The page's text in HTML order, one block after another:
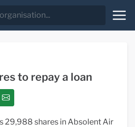
to repay a loan
29,988 shares in Absolent Air